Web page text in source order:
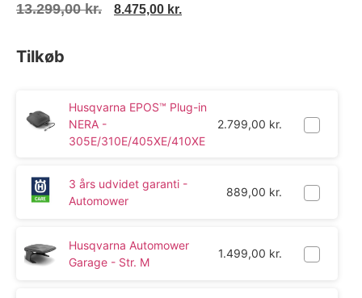
13.299,00kr. 8.475,00 kr.
Tilkøb
Husqvarna EPOS™ Plug-in
NERA -
305E/310E/405XE/410XE
2.799,00 kr.
3 års udvidet garanti -
Automower
889,00 kr.
Husqvarna Automower
Garage - Str. M
1.499,00 kr.